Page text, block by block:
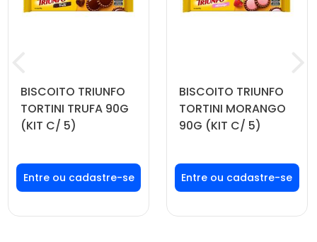
BISCOITO TRIUNFO
TORTINI TRUFA 90G
(KIT C/ 5)
Faça seu login ou
cadastre-se para
ver preços e
BISCOITO TRIUNFO
TORTINI MORANGO
90G (KIT C/ 5)
Faça seu login ou
cadastre-se para
ver preços e